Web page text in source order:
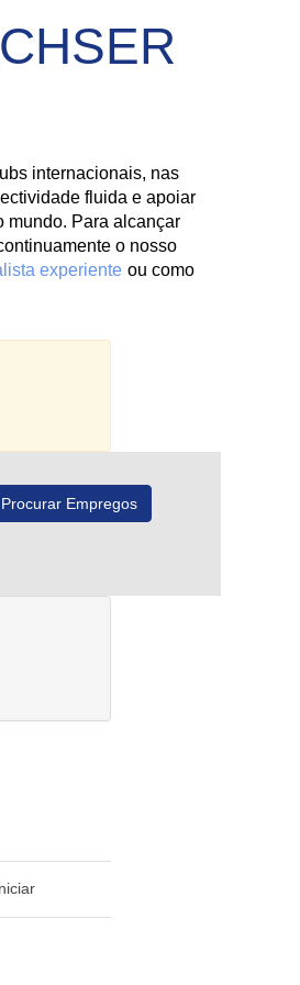
internacionais, nas
fluida e apoiar
mundo. Para alcançar
o nosso
experiente ou como